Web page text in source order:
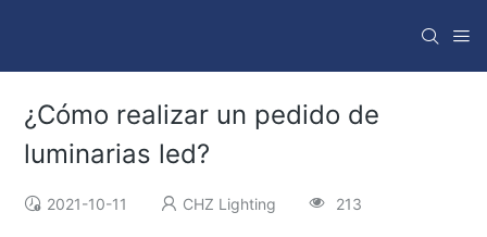
¿Cómo realizar un pedido de
luminarias led?
2021-10-11 CHZ Lighting 213